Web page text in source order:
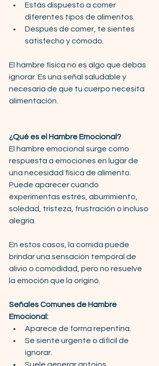
Estás dispuesto a comer
diferentes tipos de alimentos.
Después de comer, te sientes
satisfecho y cómodo.
El hambre física no es algo que debas
ignorar. Es una señal saludable y
necesaria de que tu cuerpo necesita
alimentación.
¿Qué es el Hambre Emocional?
El hambre emocional surge como
respuesta a emociones en lugar de
una necesidad física de alimento.
Puede aparecer cuando
experimentas estrés, aburrimiento,
soledad, tristeza, frustración o incluso
alegría.
En estos casos, la comida puede
brindar una sensación temporal de
alivio o comodidad, pero no resuelve
la emoción que la originó.
Señales Comunes de Hambre
Emocional:
Aparece de forma repentina.
Se siente urgente o difícil de
ignorar.